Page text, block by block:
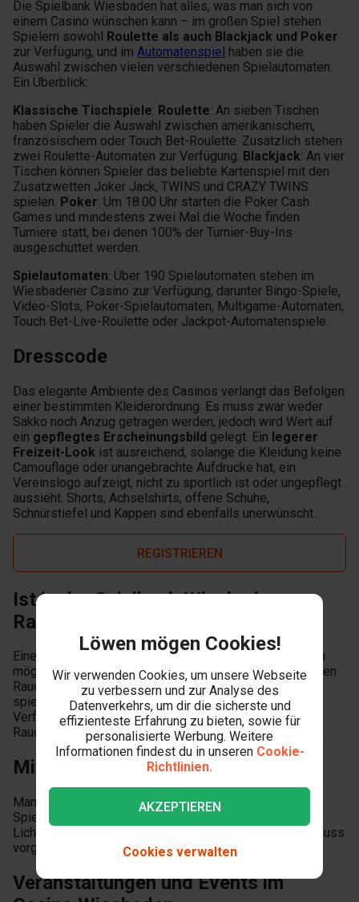
Die Spielbank Wiesbaden hat alles, was man sich von
einem Casino wünschen kann – im großen Spiel stehen
Spielern sowohl Roulette als auch Blackjack und Poker
zur Verfügung, und im Automatenspiel haben sie die
Auswahl zwischen vielen verschiedenen Spielautomaten.
Ein Überblick:
Klassische Tischspiele: Roulette: An sieben Tischen
haben Spieler die Auswahl zwischen amerikanischem,
französischem oder Touch Bet-Roulette. Zusätzlich stehen
zwei Roulette-Automaten zur Verfügung. Blackjack: An vier
Tischen können Spieler das beliebte Kartenspiel mit den
Zusatzwetten Joker Jack, TWINS und CRAZY TWINS
spielen. Poker: Um 18.00 Uhr starten die Poker Cash
Games und mindestens zwei Mal die Woche finden
Turniere statt, bei denen 100% der Turnier-Buy-Ins
ausgeschüttet werden.
Spielautomaten: Über 190 Spielautomaten stehen im
Wiesbadener Casino zur Verfügung, darunter Bingo-Spiele,
Video-Slots, Poker-Spielautomaten, Multigame-Automaten,
Touch Bet-Live-Roulette oder Jackpot-Automatenspiele.
Dresscode
Das elegante Ambiente des Casinos verlangt das Befolgen
einer bestimmten Kleiderordnung. Es muss zwar weder
Sakko noch Anzug getragen werden, jedoch wird Wert auf
ein gepflegtes Erscheinungsbild gelegt. Ein legerer
Freizeit-Look ist ausreichend, solange die Kleidung keine
Camouflage oder unangebrachte Aufdrucke hat, ein
Vereinslogo aufzeigt, nicht zu sportlich ist oder ungepflegt
aussieht. Shorts, Achselshirts, offene Schuhe,
Schnürstiefel und Kappen sind ebenfalls unerwünscht.
REGISTRIEREN
Ist in der Spielbank Wiesbaden
Rauchen erlaubt?
Eine absolute Seltenheit in Deutschland, aber in Hessen
möglich: Rauchen im Casino. In einem extra eingerichteten
Raucherbereich können Spieler Blackjack und Roulette
spielen. Während Blackjack nur im Raucherbereich zur
Verfügung steht, kann man Roulette sowohl in einem
Raucher- als auch in einem Nichtraucherbereich spielen.
Mindesteintrittsalter
Man muss mindestens 18 Jahre alt
Spielhalle Wiesbaden betreten zu dürfen. Ein gültiger
Lichtbildausweis (Reisepass oder Personalausweis) muss
vorgelegt werden.
Veranstaltungen und Events im
Löwen mögen Cookies!
Wir verwenden Cookies, um unsere Webseite
zu verbessern und zur Analyse des
Datenverkehrs, um dir die sicherste und
effizienteste Erfahrung zu bieten, sowie für
personalisierte Werbung. Weitere
Informationen findest du in unseren Cookie-
Richtlinien.
AKZEPTIEREN
Cookies verwalten